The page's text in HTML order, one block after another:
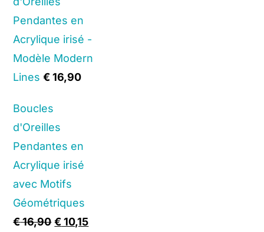
Pendantes en
Acrylique irisé -
Modèle Modern
Lines €16,90
Boucles
d'Oreilles
Pendantes en
Acrylique irisé
avec Motifs
Géométriques
€16,90 Original
€10,15Current